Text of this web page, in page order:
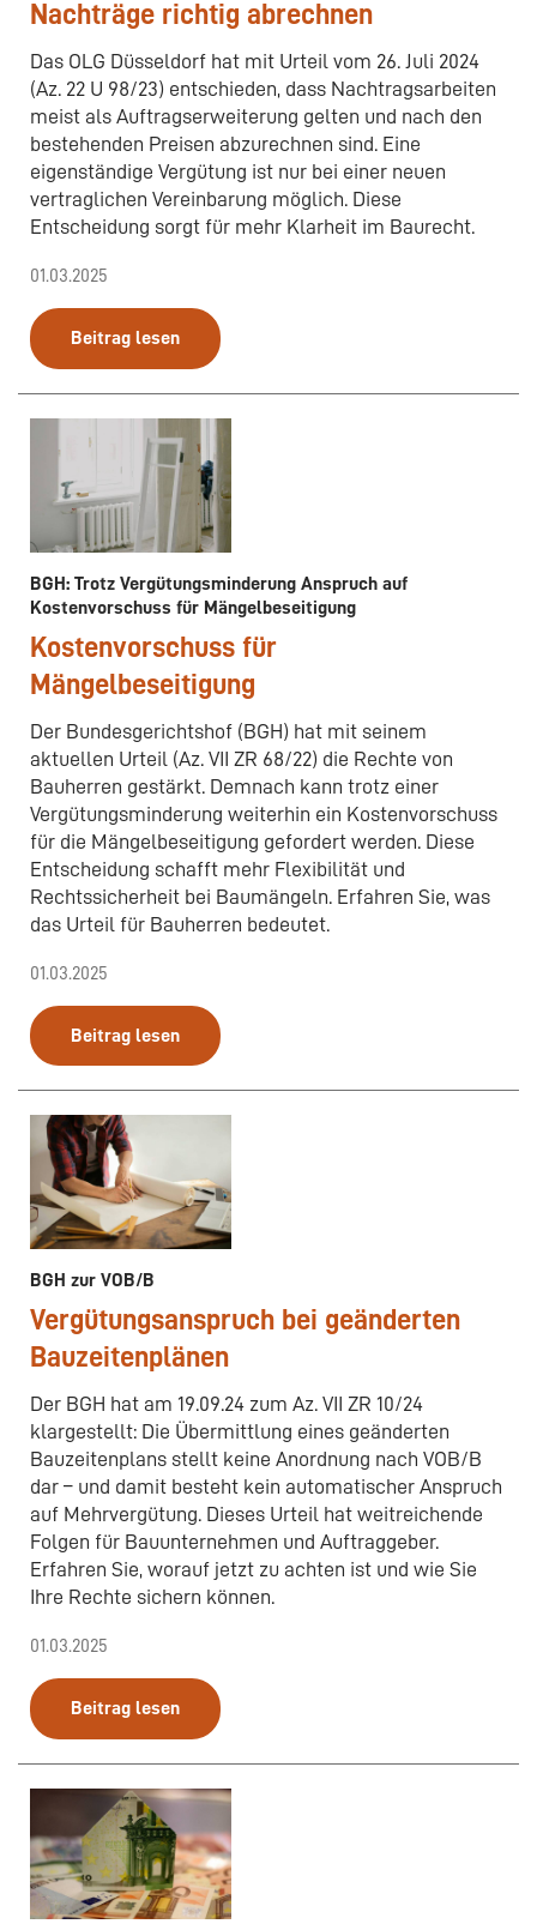
Nachträge richtig abrechnen
Das OLG Düsseldorf hat mit Urteil vom 26. Juli 2024
(Az. 22 U 98/23) entschieden, dass Nachtragsarbeiten
meist als Auftragserweiterung gelten und nach den
bestehenden Preisen abzurechnen sind. Eine
eigenständige Vergütung ist nur bei einer neuen
vertraglichen Vereinbarung möglich. Diese
Entscheidung sorgt für mehr Klarheit im Baurecht.
01.03.2025
Beitrag lesen
BGH: Trotz Vergütungsminderung Anspruch auf
Kostenvorschuss für Mängelbeseitigung
Kostenvorschuss für
Mängelbeseitigung
Der Bundesgerichtshof (BGH) hat mit seinem
aktuellen Urteil (Az. VII ZR 68/22) die Rechte von
Bauherren gestärkt. Demnach kann trotz einer
Vergütungsminderung weiterhin ein Kostenvorschuss
für die Mängelbeseitigung gefordert werden. Diese
Entscheidung schafft mehr Flexibilität und
Rechtssicherheit bei Baumängeln. Erfahren Sie, was
das Urteil für Bauherren bedeutet.
01.03.2025
Beitrag lesen
BGH zur VOB/B
Vergütungsanspruch bei geänderten
Bauzeitenplänen
Der BGH hat am 19.09.24 zum Az. VII ZR 10/24
klargestellt: Die Übermittlung eines geänderten
Bauzeitenplans stellt keine Anordnung nach VOB/B
dar – und damit besteht kein automatischer Anspruch
auf Mehrvergütung. Dieses Urteil hat weitreichende
Folgen für Bauunternehmen und Auftraggeber.
Erfahren Sie, worauf jetzt zu achten ist und wie Sie
Ihre Rechte sichern können.
01.03.2025
Beitrag lesen